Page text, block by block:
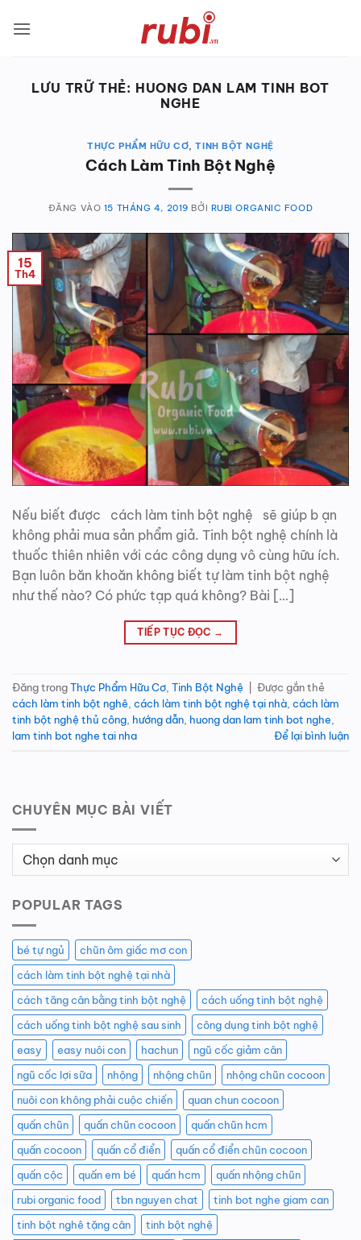
qua
LƯU TRỮ THẺ: HUONG DAN LAM TINH BOT
NGHE
THỰC PHẨM HỮU CƠ,TINH BỘT NGHỆ
Cách Làm Tinh Bột Nghệ
ĐĂNG VÀO 15 THÁNG 4, 2019 BỞI RUBI ORGANIC FOOD
15
Th4
Nếu biết được cách làm tinh bột nghệ sẽ giúp b ạn
không phải mua sản phẩm giả. Tinh bột nghệ chính là
thuốc thiên nhiên với các công dụng vô cùng hữu ích.
Bạn luôn băn khoăn không biết tự làm tinh bột nghệ
như thế nào? Có phức tạp quá không? Bài […]
TIẾP TỤC ĐỌC →
Đăng trongThực Phẩm Hữu Cơ Tinh Bột Nghệ
Được gắn thẻ
cách làm tinh bột nghê cách làm tinh bột nghệ tại nhà cách làm
tinh bột nghệ thủ công hướng dẫn huong dan lam tinh bot nghe
lam tinh bot nghe tai nha
Để lại bình luận
CHUYÊN MỤC BÀI VIẾT
Chuyên
Viết
POPULAR TAGS
bé tự ngủ
chũn ôm giấc mơ con
cách làm tinh bột nghệ tại nhà
cách tăng cân bằng tinh bột nghệ
cách uống tinh bột nghệ
cách uống tinh bột nghệ sau sinh
công dụng tinh bột nghệ
easy
easy nuôi con hachun
ngũ cốc giảm cân
ngũ cốc lợi sữa
nhộng nhộng chũn
nhộng chũn cocoon
nuôi con không phải cuộc chiến
quan chun cocoon
quấn chũn
quấn chũn cocoon
quấn chũn hcm
quấn cocoon
quấn cổ điển
quấn cổ điển chũn cocoon
quấn cộc
quấn em bé quấn hcm
quấn nhộng chũn
rubi organic food
tbn nguyen chat
tinh bot nghe giam can
tinh bột nghê tặng cân
tinh bột nghệ